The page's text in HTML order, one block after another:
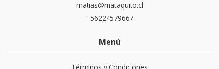
matias@mataquito.cl
+56224579667
Menú
Términos y Condiciones